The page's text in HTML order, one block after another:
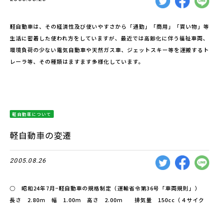
軽自動車は、その経済性及び使いやすさから「通勤」「商用」「買い物」等
生活に密着した使われ方をしていますが、最近では高齢化に伴う福祉車両、
環境負荷の少ない電気自動車や天然ガス車、ジェットスキー等を運搬するト
レーラ等、その種類はますます多様化しています。
軽自動車について
軽自動車の変遷
2005.08.26
○ 昭和24年7月−軽自動車の規格制定（運輸省令第36号「車両規則」）
長さ 2.80ｍ 幅 1.00ｍ 高さ 2.00ｍ 排気量 150cc（４サイク